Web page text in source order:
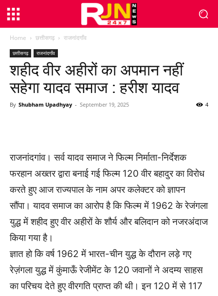
Home छत्तीसगढ़ राजनांदगाँव
छत्तीसगढ़ राजनांदगाँव
शहीद वीर अहीरों का अपमान नहीं
सहेगा यादव समाज : हरीश यादव
By Shubham Upadhyay - September 19, 2025 4
राजनांदगांव। सर्व यादव समाज ने फिल्म निर्माता-निर्देशक
फरहान अख्तर द्वारा बनाई गई फिल्म 120 वीर बहादुर का विरोध
करते हुए आज राज्यपाल के नाम अपर कलेक्टर को ज्ञापन
सौंपा। यादव समाज का आरोप है कि फिल्म में 1962 के रेजंगला
युद्ध में शहीद हुए वीर अहीरों के शौर्य और बलिदान को नजरअंदाज
किया गया है।
ज्ञात हो कि वर्ष 1962 में भारत-चीन युद्ध के दौरान लड़े गए
रेज़ंगला युद्ध में कुंमाऊँ रेजीमेंट के 120 जवानों ने अदम्य साहस
का परिचय देते हुए वीरगति प्राप्त की थी। इन 120 में से 117